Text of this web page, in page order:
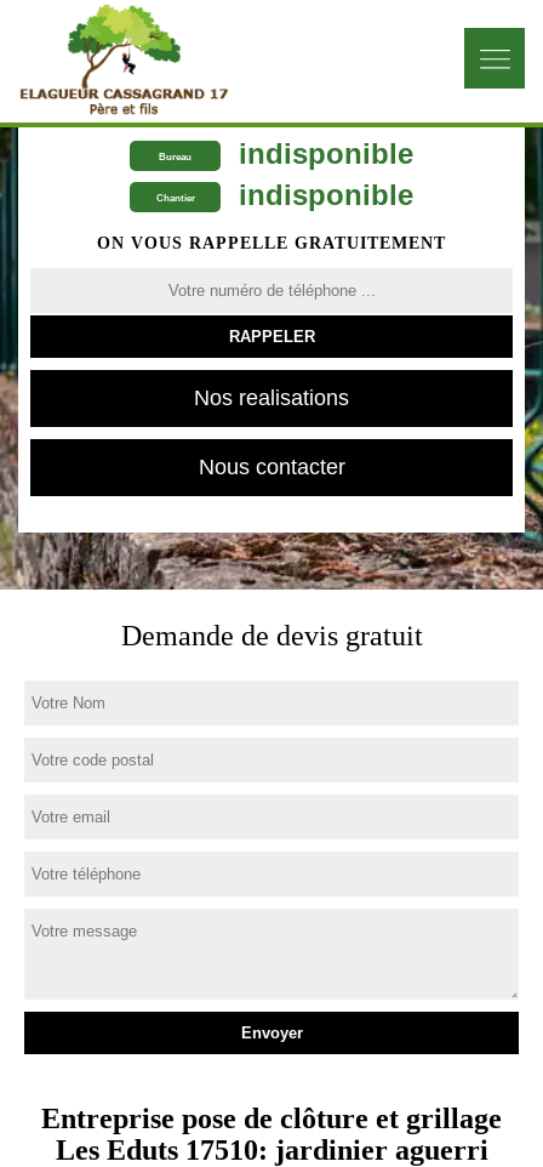
Bureau indisponible
Chantier indisponible
ON VOUS RAPPELLE GRATUITEMENT
Nos realisations
Nous contacter
Demande de devis gratuit
Entreprise pose de clôture et grillage
Les Eduts 17510: jardinier aguerri